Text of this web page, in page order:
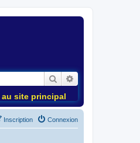
Rechercher
au site principal
Connexion
Inscription